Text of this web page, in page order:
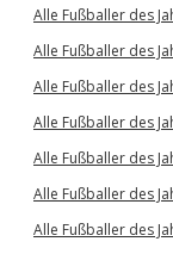
Alle Fußballer des
Alle Fußballer des
Alle Fußballer des
Alle Fußballer des
Alle Fußballer des
Alle Fußballer des
Alle Fußballer des